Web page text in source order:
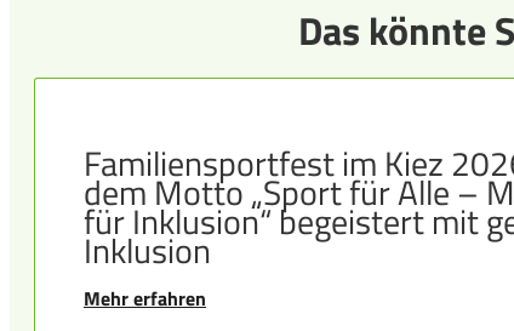
Das könnte
Familiensportfest im Kiez
dem Motto „Sport für Alle –
für Inklusion“ begeistert mit
Inklusion
Mehr erfahren